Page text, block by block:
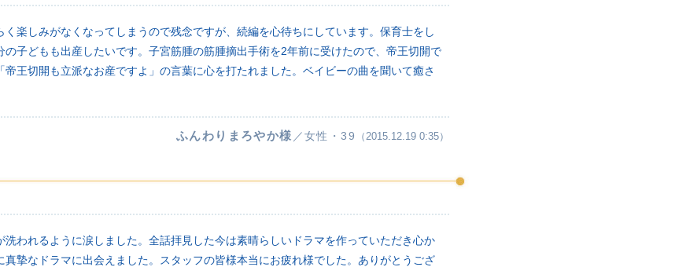
楽しみがなくなってしまうので残念ですが、続編を心待ちにしています。保育士をし
の子どもも出産したいです。子宮筋腫の筋腫摘出手術を2年前に受けたので、帝王切開で
王切開も立派なお産ですよ」の言葉に心を打たれました。ベイビーの曲を聞いて癒さ
ふんわりまろやか様 ／女性・39 （2015.12.19 0:35）
われるように涙しました。全話拝見した今は素晴らしいドラマを作っていただき心か
真摯なドラマに出会えました。スタッフの皆様本当にお疲れ様でした。ありがとうござ